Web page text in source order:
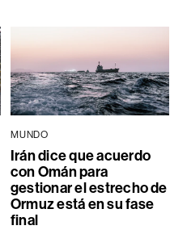
MUNDO
Irán dice que acuerdo
con Omán para
gestionar el estrecho de
Ormuz está en su fase
final